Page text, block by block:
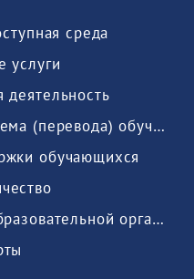
среда
услуги
деятельность
Вакантные места для приема (перевода) обучающихся
обучающихся
Организация питания в образовательной организации